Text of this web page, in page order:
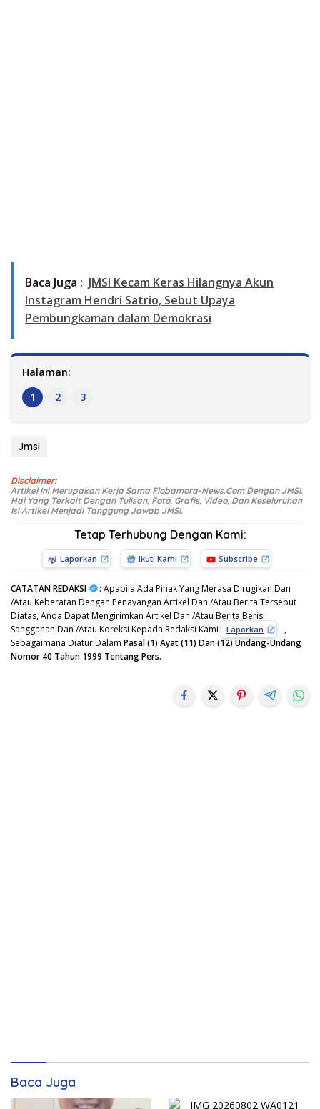
Baca Juga : JMSI Kecam Keras Hilangnya Akun
Instagram Hendri Satrio, Sebut Upaya
Pembungkaman dalam Demokrasi
Halaman:
1
2 3
Jmsi
Disclaimer:
Artikel Ini Merupakan Kerja Sama Flobamora-News.Com Dengan JMSI.
Hal Yang Terkait Dengan Tulisan, Foto, Grafis, Video, Dan Keseluruhan
Isi Artikel Menjadi Tanggung Jawab JMSI.
Tetap Terhubung Dengan Kami:
Laporkan Ikuti Kami Subscribe
CATATAN REDAKSI : Apabila Ada Pihak Yang Merasa Dirugikan Dan
/Atau Keberatan Dengan Penayangan Artikel Dan /Atau Berita Tersebut
Diatas, Anda Dapat Mengirimkan Artikel Dan /Atau Berita Berisi
Sanggahan Dan /Atau Koreksi Kepada Redaksi Kami
Laporkan
,
Sebagaimana Diatur Dalam Pasal (1) Ayat (11) Dan (12) Undang-Undang
Nomor 40 Tahun 1999 Tentang Pers.
Baca Juga